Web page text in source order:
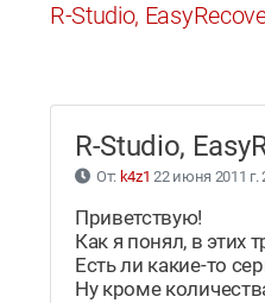
R-Studio,
R-Studio,
От: k4z1 22 июня 2011 г.
Приветствую!
Как я понял, в этих
Есть ли какие-то
Ну кроме